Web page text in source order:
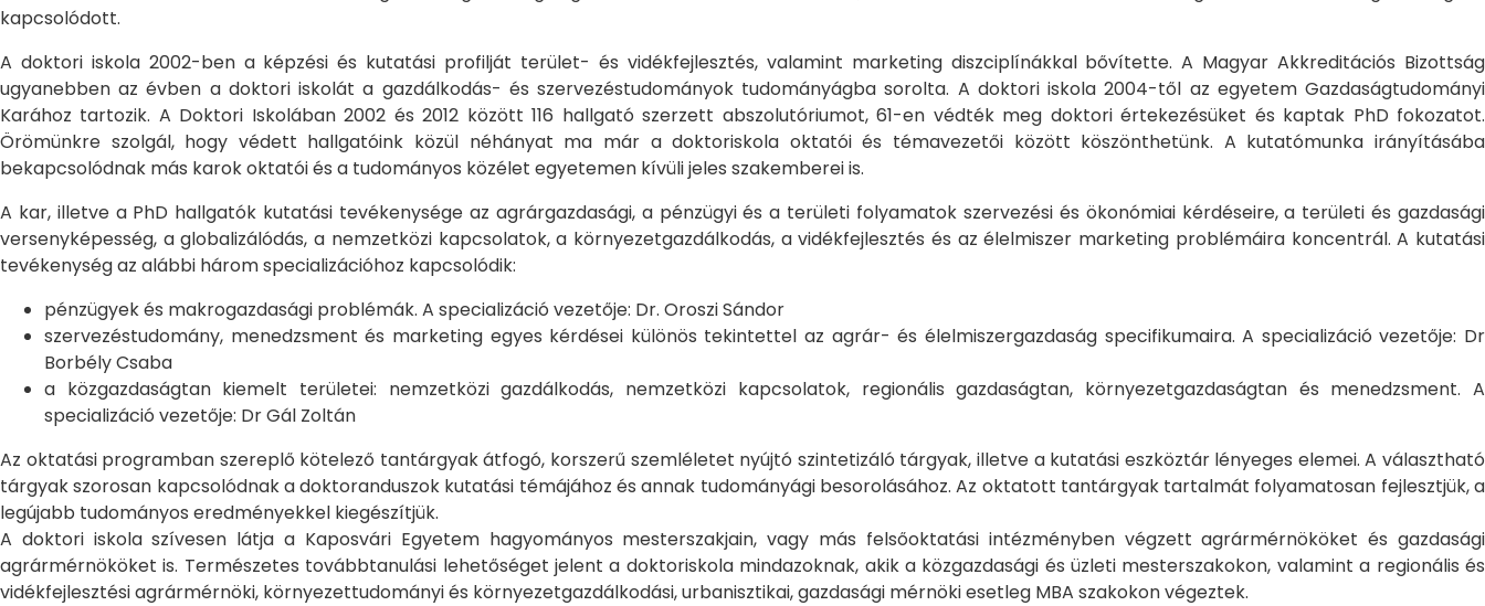
kapcsolódott.
A doktori iskola 2002-ben a képzési és kutatási profilját terület- és vidékfejlesztés, valamint marketing diszciplínákkal bővítette. A Magyar Akkreditációs Bizottság
ugyanebben az évben a doktori iskolát a gazdálkodás- és szervezéstudományok tudományágba sorolta. A doktori iskola 2004-től az egyetem Gazdaságtudományi
Karához tartozik. A Doktori Iskolában 2002 és 2012 között 116 hallgató szerzett abszolutóriumot, 61-en védték meg doktori értekezésüket és kaptak PhD fokozatot.
Örömünkre szolgál, hogy védett hallgatóink közül néhányat ma már a doktoriskola oktatói és témavezetői között köszönthetünk. A kutatómunka irányításába
bekapcsolódnak más karok oktatói és a tudományos közélet egyetemen kívüli jeles szakemberei is.
A kar, illetve a PhD hallgatók kutatási tevékenysége az agrárgazdasági, a pénzügyi és a területi folyamatok szervezési és ökonómiai kérdéseire, a területi és gazdasági
versenyképesség, a globalizálódás, a nemzetközi kapcsolatok, a környezetgazdálkodás, a vidékfejlesztés és az élelmiszer marketing problémáira koncentrál. A kutatási
tevékenység az alábbi három specializációhoz kapcsolódik:
pénzügyek és makrogazdasági problémák. A specializáció vezetője: Dr. Oroszi Sándor
szervezéstudomány, menedzsment és marketing egyes kérdései különös tekintettel az agrár- és élelmiszergazdaság specifikumaira. A specializáció vezetője: Dr
Borbély Csaba
a közgazdaságtan kiemelt területei: nemzetközi gazdálkodás, nemzetközi kapcsolatok, regionális gazdaságtan, környezetgazdaságtan és menedzsment. A
specializáció vezetője: Dr Gál Zoltán
Az oktatási programban szereplő kötelező tantárgyak átfogó, korszerű szemléletet nyújtó szintetizáló tárgyak, illetve a kutatási eszköztár lényeges elemei. A választható
tárgyak szorosan kapcsolódnak a doktoranduszok kutatási témájához és annak tudományági besorolásához. Az oktatott tantárgyak tartalmát folyamatosan fejlesztjük, a
legújabb tudományos eredményekkel kiegészítjük.
A doktori iskola szívesen látja a Kaposvári Egyetem hagyományos mesterszakjain, vagy más felsőoktatási intézményben végzett agrármérnököket és gazdasági
agrármérnököket is. Természetes továbbtanulási lehetőséget jelent a doktoriskola mindazoknak, akik a közgazdasági és üzleti mesterszakokon, valamint a regionális és
vidékfejlesztési agrármérnöki, környezettudományi és környezetgazdálkodási, urbanisztikai, gazdasági mérnöki esetleg MBA szakokon végeztek.